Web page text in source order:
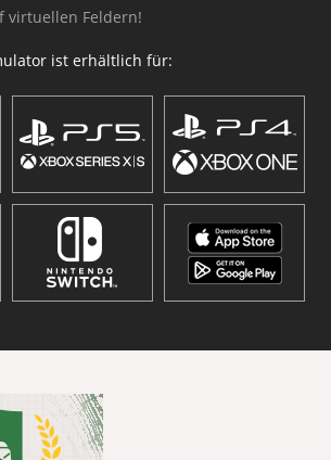
virtuellen Feldern!
ist erhältlich für: